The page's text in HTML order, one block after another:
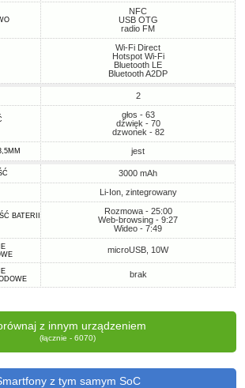
NFC
USB OTG
radio FM
Wi-Fi Direct
Hotspot Wi-Fi
Bluetooth LE
Bluetooth A2DP
2
głos - 63
dźwięk - 70
dzwonek - 82
jest
3000 mAh
Li-Ion, zintegrowany
BATERII
Rozmowa - 25:00
Web-browsing - 9:27
Wideo - 7:49
microUSB, 10W
brak
z innym urządzeniem
(łącznie - 6070)
z tym samym SoC